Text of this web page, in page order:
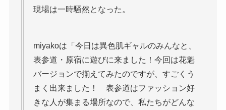
現場は一時騒然となった。
miyakoは「今日は異色肌ギャルのみんなと、
表参道・原宿に遊びに来ました！今回は花魁
バージョンで揃えてみたのですが、すごくう
まく出来ました！ 表参道はファッション好
きな人が集まる場所なので、私たちがどんな